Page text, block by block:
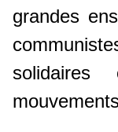
grandes